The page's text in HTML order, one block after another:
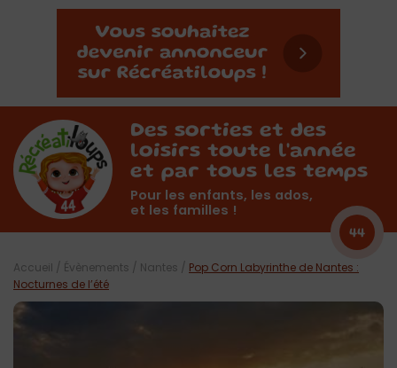
Des sorties et des
loisirs toute l'année
et par tous les temps
Pour les enfants, les ados,
et les familles !
44
Accueil / Évènements / Nantes / Pop Corn Labyrinthe de Nantes :
Nocturnes de l’été